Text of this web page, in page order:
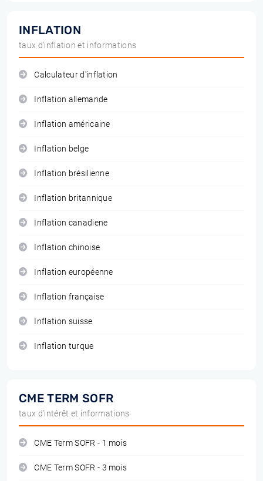
INFLATION
taux d'inflation et informations
Calculateur d'inflation
Inflation allemande
Inflation américaine
Inflation belge
Inflation brésilienne
Inflation britannique
Inflation canadiene
Inflation chinoise
Inflation européenne
Inflation française
Inflation suisse
Inflation turque
CME TERM SOFR
taux d'intérêt et informations
CME Term SOFR - 1 mois
CME Term SOFR - 3 mois